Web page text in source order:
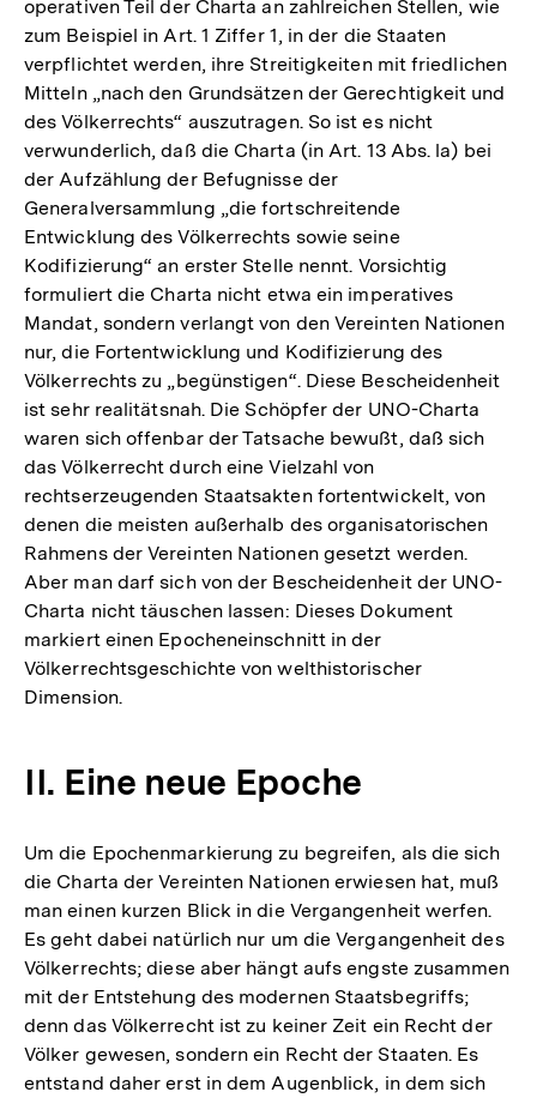
operativen Teil der Charta an zahlreichen Stellen, wie
zum Beispiel in Art. 1 Ziffer 1, in der die Staaten
verpflichtet werden, ihre Streitigkeiten mit friedlichen
Mitteln „nach den Grundsätzen der Gerechtigkeit und
des Völkerrechts“ auszutragen. So ist es nicht
verwunderlich, daß die Charta (in Art. 13 Abs. la) bei
der Aufzählung der Befugnisse der
Generalversammlung „die fortschreitende
Entwicklung des Völkerrechts sowie seine
Kodifizierung“ an erster Stelle nennt. Vorsichtig
formuliert die Charta nicht etwa ein imperatives
Mandat, sondern verlangt von den Vereinten Nationen
nur, die Fortentwicklung und Kodifizierung des
Völkerrechts zu „begünstigen“. Diese Bescheidenheit
ist sehr realitätsnah. Die Schöpfer der UNO-Charta
waren sich offenbar der Tatsache bewußt, daß sich
das Völkerrecht durch eine Vielzahl von
rechtserzeugenden Staatsakten fortentwickelt, von
denen die meisten außerhalb des organisatorischen
Rahmens der Vereinten Nationen gesetzt werden.
Aber man darf sich von der Bescheidenheit der UNO-
Charta nicht täuschen lassen: Dieses Dokument
markiert einen Epocheneinschnitt in der
Völkerrechtsgeschichte von welthistorischer
Dimension.
II. Eine neue Epoche
Um die Epochenmarkierung zu begreifen, als die sich
die Charta der Vereinten Nationen erwiesen hat, muß
man einen kurzen Blick in die Vergangenheit werfen.
Es geht dabei natürlich nur um die Vergangenheit des
Völkerrechts; diese aber hängt aufs engste zusammen
mit der Entstehung des modernen Staatsbegriffs;
denn das Völkerrecht ist zu keiner Zeit ein Recht der
Völker gewesen, sondern ein Recht der Staaten. Es
entstand daher erst in dem Augenblick, in dem sich